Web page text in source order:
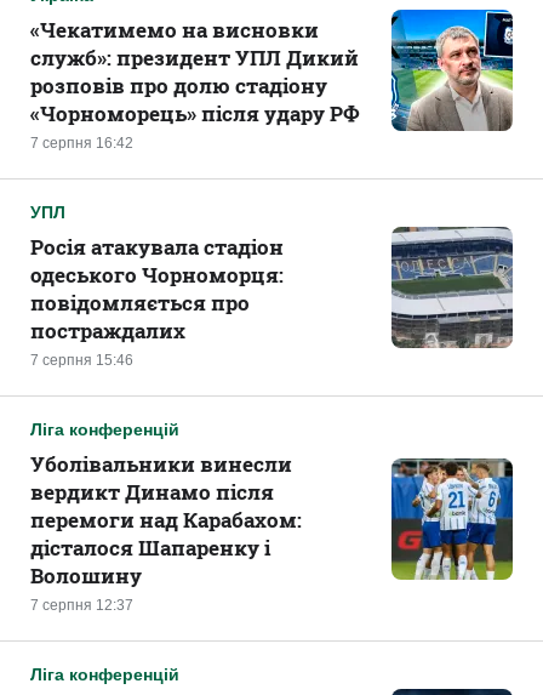
7 серпня 16:42
«Чекатимемо на висновки
служб»: президент УПЛ Дикий
розповів про долю стадіону
«Чорноморець» після удару РФ
УПЛ
7 серпня 15:46
Росія атакувала стадіон
одеського Чорноморця:
повідомляється про
постраждалих
Ліга конференцій
7 серпня 12:37
Уболівальники винесли
вердикт Динамо після
перемоги над Карабахом:
дісталося Шапаренку і
Волошину
Ліга конференцій